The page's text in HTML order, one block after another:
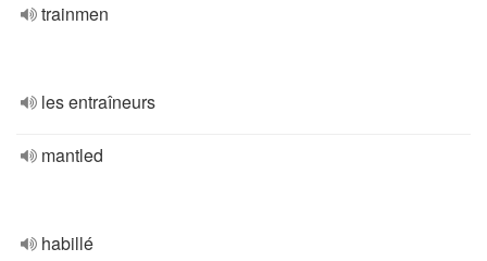
trainmen
les entraîneurs
mantled
habillé